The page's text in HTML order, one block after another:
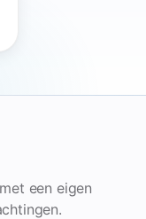
een eigen